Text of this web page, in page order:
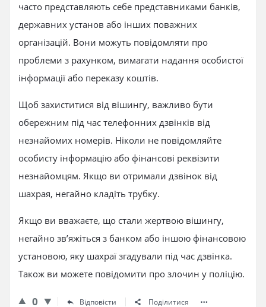
часто представляють себе представниками банків,
державних установ або інших поважних
організацій. Вони можуть повідомляти про
проблеми з рахунком, вимагати надання особистої
інформації або переказу коштів.
Щоб захиститися від вішингу, важливо бути
обережним під час телефонних дзвінків від
незнайомих номерів. Ніколи не повідомляйте
особисту інформацію або фінансові реквізити
незнайомцям. Якщо ви отримали дзвінок від
шахрая, негайно кладіть трубку.
Якщо ви вважаєте, що стали жертвою вішингу,
негайно зв’яжіться з банком або іншою фінансовою
установою, яку шахраї згадували під час дзвінка.
Також ви можете повідомити про злочин у поліцію.
0 Відповісти Поділитися